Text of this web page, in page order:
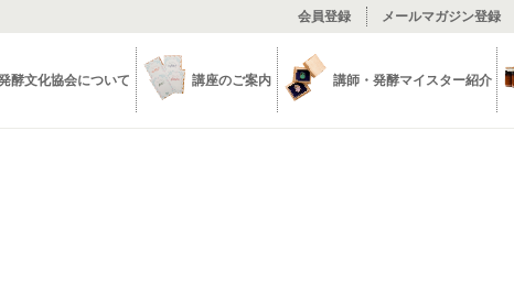
会員登録 メールマガジン登録
酵文化協会について 講座のご案内 講師・発酵マイスター紹介